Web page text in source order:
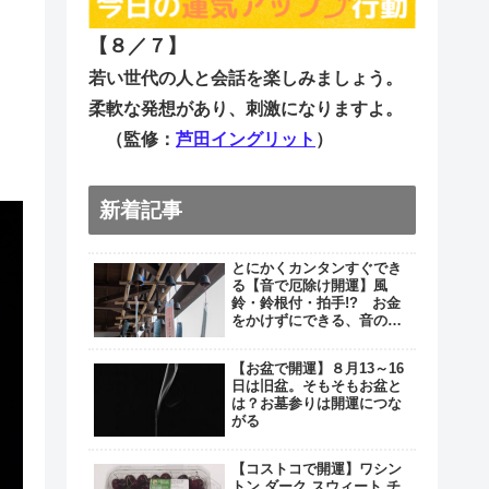
【８／７ 】
若い世代の人と会話を楽しみましょう。
柔軟な発想があり、刺激になりますよ。
（監修： 芦田イングリット ）
新着記事
とにかくカンタンすぐでき
る【音で厄除け開運】風
鈴・鈴根付・拍手!? お金
をかけずにできる、音の厄
【お盆で開運】８月13～16
日は旧盆。そもそもお盆と
は？お墓参りは開運につな
がる
【コストコで開運】ワシン